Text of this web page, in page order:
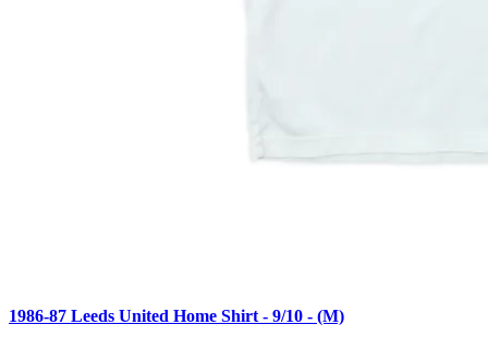
1986-87 Leeds United Home Shirt - 9/10 - (M)